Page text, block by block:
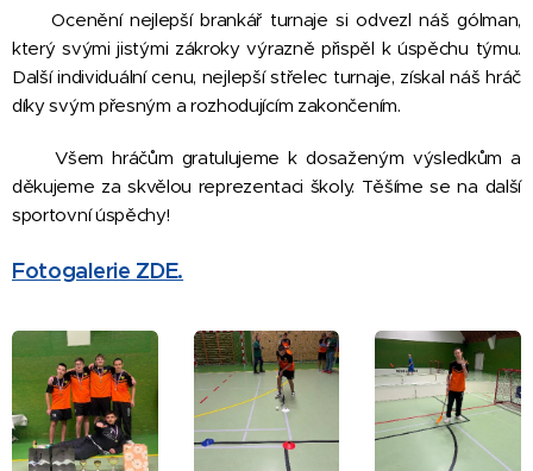
Ocenění nejlepší brankář turnaje si odvezl náš gólman,
který svými jistými zákroky výrazně přispěl k úspěchu týmu.
Další individuální cenu, nejlepší střelec turnaje, získal náš hráč
díky svým přesným a rozhodujícím zakončením.
Všem hráčům gratulujeme k dosaženým výsledkům a
děkujeme za skvělou reprezentaci školy. Těšíme se na další
sportovní úspěchy!
Fotogalerie ZDE.